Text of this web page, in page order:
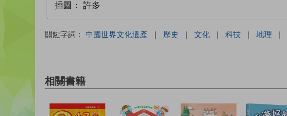
插圖：
許多
關鍵字詞： 中國世界文化遺產 | 歷史 | 文化 | 科技 | 地理 |
相關書籍